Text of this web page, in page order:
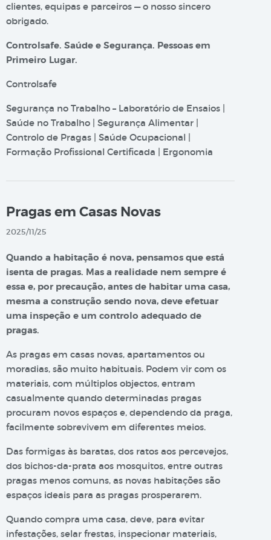
clientes, equipas e parceiros — o nosso sincero
obrigado.
Controlsafe. Saúde e Segurança. Pessoas em
Primeiro Lugar.
Controlsafe
Segurança no Trabalho – Laboratório de Ensaios |
Saúde no Trabalho | Segurança Alimentar |
Controlo de Pragas | Saúde Ocupacional |
Formação Profissional Certificada | Ergonomia
Pragas em Casas Novas
2025/11/25
Quando a habitação é nova, pensamos que está
isenta de pragas. Mas a realidade nem sempre é
essa e, por precaução, antes de habitar uma casa,
mesma a construção sendo nova, deve efetuar
uma inspeção e um controlo adequado de
pragas.
As pragas em casas novas, apartamentos ou
moradias, são muito habituais. Podem vir com os
materiais, com múltiplos objectos, entram
casualmente quando determinadas pragas
procuram novos espaços e, dependendo da praga,
facilmente sobrevivem em diferentes meios.
Das formigas às baratas, dos ratos aos percevejos,
dos bichos-da-prata aos mosquitos, entre outras
pragas menos comuns, as novas habitações são
espaços ideais para as pragas prosperarem.
Quando compra uma casa, deve, para evitar
infestações, selar frestas, inspecionar materiais,